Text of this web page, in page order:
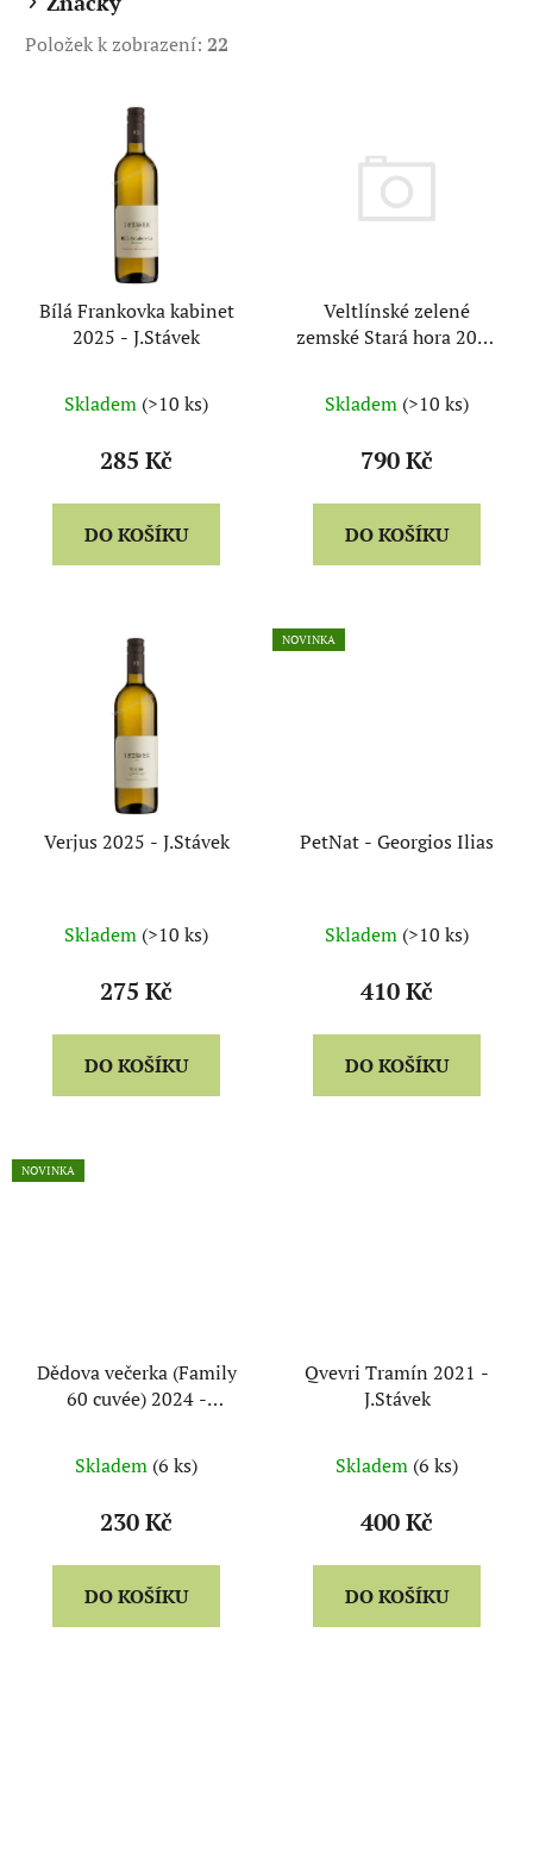
kPoložek k zobrazení: 22
Bílá Frankovka kabinet
2025 - J.Stávek
Skladem (>10 ks)
285 Kč
DO KOŠÍKU
Veltlínské zelené
zemské Stará hora 2025
Skladem (>10 ks)
790 Kč
DO KOŠÍKU
Verjus 2025 - J.Stávek
Skladem (>10 ks)
275 Kč
DO KOŠÍKU
NOVINKA
PetNat - Georgios Ilias
Skladem (>10 ks)
410 Kč
DO KOŠÍKU
NOVINKA
Dědova večerka (Family
60 cuvée) 2024 -
Skladem (6 ks)
230 Kč
DO KOŠÍKU
Qvevri Tramín 2021 -
J.Stávek
Skladem (6 ks)
400 Kč
DO KOŠÍKU